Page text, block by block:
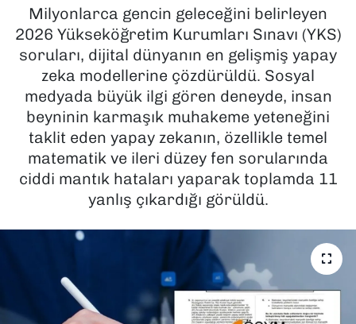
Milyonlarca gencin geleceğini belirleyen
2026 Yükseköğretim Kurumları Sınavı (YKS)
soruları, dijital dünyanın en gelişmiş yapay
zeka modellerine çözdürüldü. Sosyal
medyada büyük ilgi gören deneyde, insan
beyninin karmaşık muhakeme yeteneğini
taklit eden yapay zekanın, özellikle temel
matematik ve ileri düzey fen sorularında
ciddi mantık hataları yaparak toplamda 11
yanlış çıkardığı görüldü.
KÜLTÜR SANAT
MAGAZİN
POLİTİKA
SAĞLIK
SPOR
TEKNOLOJİ
YEREL YÖNETİMLER
Son Dakika Haberleri
Haber Arşivi